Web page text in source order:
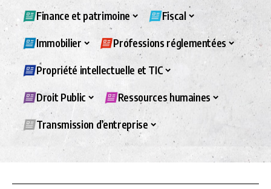
Finance et patrimoine Fiscal
Immobilier Professions réglementées
Propriété intellectuelle et TIC
Droit Public Ressources humaines
Transmission d’entreprise